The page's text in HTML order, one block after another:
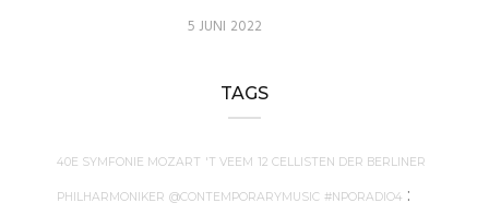
5 JUNI 2022
TAGS
40E SYMFONIE MOZART 'T VEEM 12 CELLISTEN DER BERLINER
PHILHARMONIKER @CONTEMPORARYMUSIC #NPORADIO4 :